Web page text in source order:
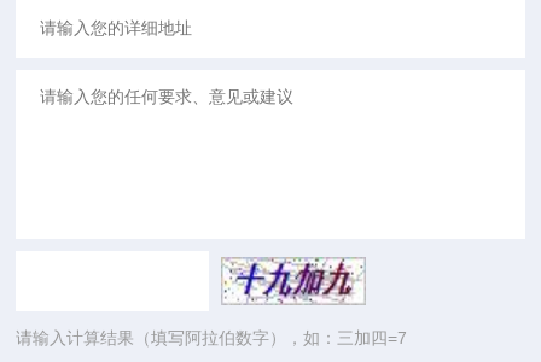
请输入计算结果（填写阿拉伯数字），如：三加四=7